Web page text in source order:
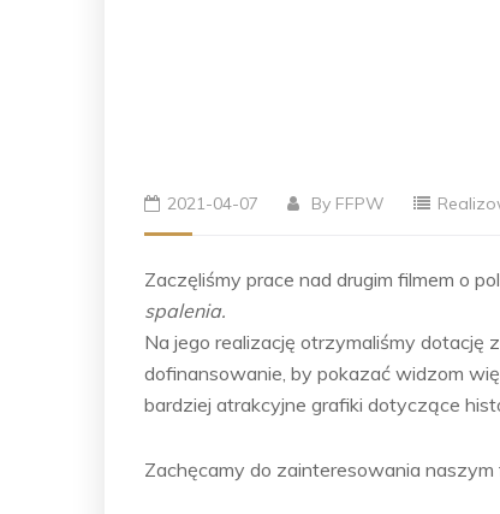
2021-04-07 By FFPW
Zaczęliśmy prace nad drugim filmem o
spalenia.
Na jego realizację otrzymaliśmy dotację
dofinansowanie, by pokazać widzom
bardziej atrakcyjne grafiki dotyczące
Zachęcamy do zainteresowania